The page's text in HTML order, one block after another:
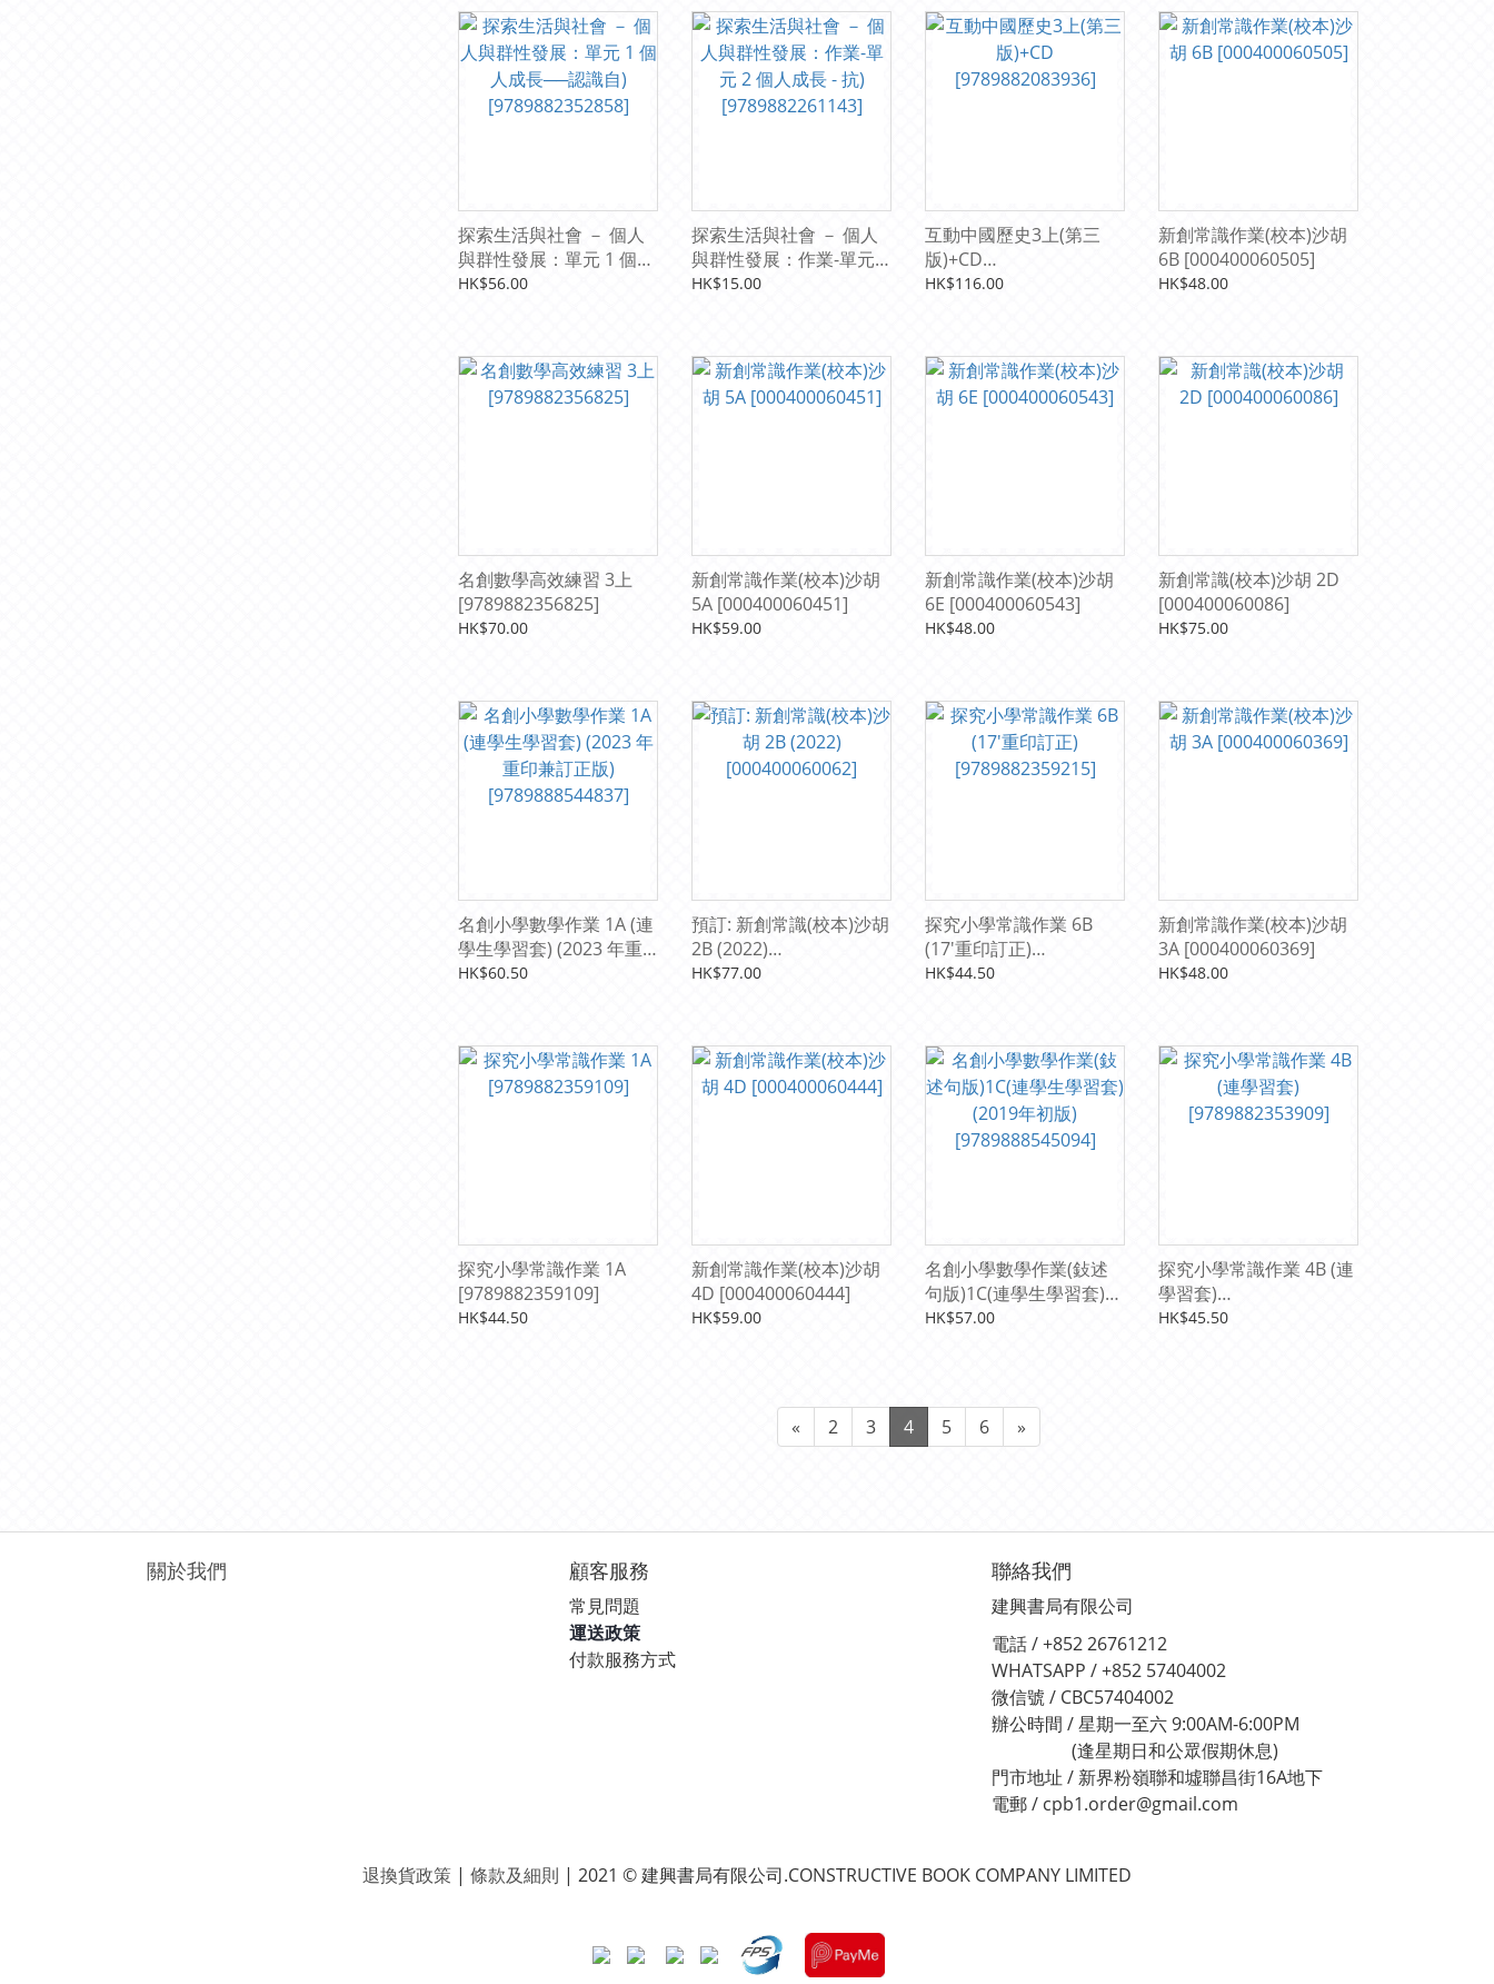
探索生活與社會 － 個人
與群性發展：單元 1 個人
成長──認識自)
HK$56.00
探索生活與社會 － 個人
與群性發展：作業-單元 2
個人成長 - 抗)
HK$15.00
互動中國歷史3上(第三
版)+CD
[9789882083936]
HK$116.00
新創常識作業(校本)沙胡
6B [000400060505]
HK$48.00
名創數學高效練習 3上
[9789882356825]
HK$70.00
新創常識作業(校本)沙胡
5A [000400060451]
HK$59.00
新創常識作業(校本)沙胡
6E [000400060543]
HK$48.00
新創常識(校本)沙胡 2D
[000400060086]
HK$75.00
名創小學數學作業 1A (連
學生學習套) (2023 年重
印兼訂正版)
HK$60.50
預訂: 新創常識(校本)沙胡
2B (2022)
[000400060062]
HK$77.00
探究小學常識作業 6B
(17'重印訂正)
[9789882359215]
HK$44.50
新創常識作業(校本)沙胡
3A [000400060369]
HK$48.00
探究小學常識作業 1A
[9789882359109]
HK$44.50
新創常識作業(校本)沙胡
4D [000400060444]
HK$59.00
名創小學數學作業(鈙述
句版)1C(連學生學習套)
(2019年初版)
HK$57.00
探究小學常識作業 4B (連
學習套)
[9789882353909]
HK$45.50
« 2 3 4 5 6 »
關於我們 顧客服務
常見問題
運送政策
付款服務方式
聯絡我們
建興書局有限公司
電話 / +852 26761212
WHATSAPP / +852 57404002
微信號 / CBC57404002
辦公時間 / 星期一至六 9:00AM-6:00PM
(逢星期日和公眾假期休息)
門市地址 / 新界粉嶺聯和墟聯昌街16A地下
電郵 / cpb1.order@gmail.com
退換貨政策 | 條款及細則 | 2021 © 建興書局有限公司.CONSTRUCTIVE BOOK COMPANY LIMITED